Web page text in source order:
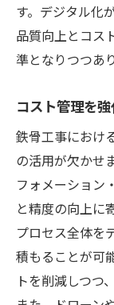
す。デジタル化
品質向上とコス
準となりつつあ
コスト管理を
鉄骨工事におけ
の活用が欠かせ
フォメーション
と精度の向上に
プロセス全体を
積もることが可
トを削減しつつ